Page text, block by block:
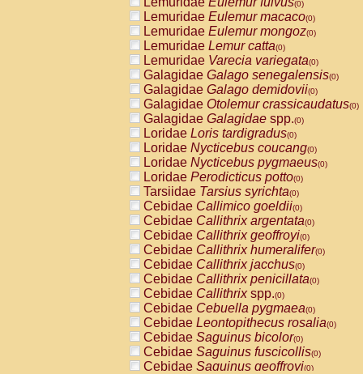
(0)
Lemuridae Eulemur macaco(0)
Lemuridae Eulemur mongoz(0)
Lemuridae Lemur catta(0)
Lemuridae Varecia variegata(0)
Galagidae Galago senegalensis(0)
Galagidae Galago demidovii(0)
Galagidae Otolemur crassicaudatus(0)
Galagidae Galagidae spp.(0)
Loridae Loris tardigradus(0)
Loridae Nycticebus coucang(0)
Loridae Nycticebus pygmaeus(0)
Loridae Perodicticus potto(0)
Tarsiidae Tarsius syrichta(0)
Cebidae Callimico goeldii(0)
Cebidae Callithrix argentata(0)
Cebidae Callithrix geoffroyi(0)
Cebidae Callithrix humeralifer(0)
Cebidae Callithrix jacchus(0)
Cebidae Callithrix penicillata(0)
Cebidae Callithrixspp.(0)
Cebidae Cebuella pygmaea(0)
Cebidae Leontopithecus rosalia(0)
Cebidae Saguinus bicolor(0)
Cebidae Saguinus fuscicollis(0)
Cebidae Saguinus geoffroyi(0)